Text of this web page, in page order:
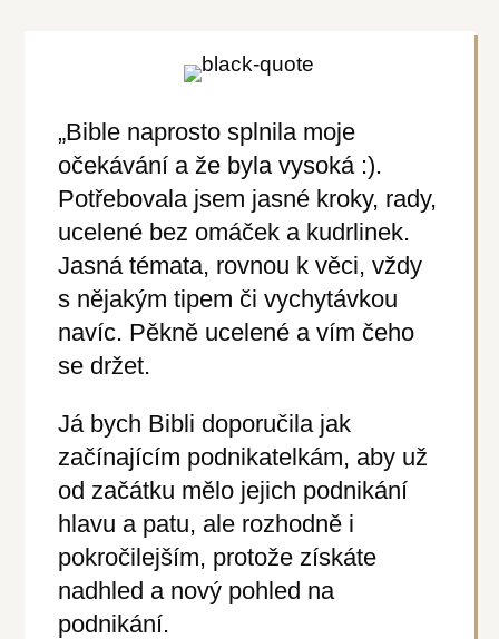
„Bible naprosto splnila moje
očekávání a že byla vysoká :).
Potřebovala jsem jasné kroky, rady,
ucelené bez omáček a kudrlinek.
Jasná témata, rovnou k věci, vždy
s nějakým tipem či vychytávkou
navíc. Pěkně ucelené a vím čeho
se držet.
Já bych Bibli doporučila jak
začínajícím podnikatelkám, aby už
od začátku mělo jejich podnikání
hlavu a patu, ale rozhodně i
pokročilejším, protože získáte
nadhled a nový pohled na
podnikání.